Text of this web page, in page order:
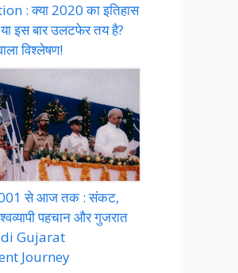
: क्या 2020 का इतिहास
या इस बार उलटफेर तय है?
विश्लेषण!
से आज तक : संकट,
पहचान और गुजरात
Gujarat
Journey